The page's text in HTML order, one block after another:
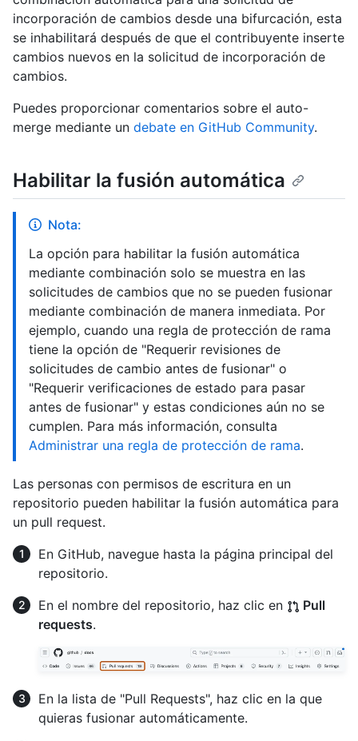
incorporación de cambios desde una bifurcación, esta
se inhabilitará después de que el contribuyente inserte
cambios nuevos en la solicitud de incorporación de
cambios.
Puedes proporcionar comentarios sobre el auto-
merge mediante un debate en GitHub Community.
Habilitar la fusión automática
Nota:
La opción para habilitar la fusión automática
mediante combinación solo se muestra en las
solicitudes de cambios que no se pueden fusionar
mediante combinación de manera inmediata. Por
ejemplo, cuando una regla de protección de rama
tiene la opción de "Requerir revisiones de
solicitudes de cambio antes de fusionar" o
"Requerir verificaciones de estado para pasar
antes de fusionar" y estas condiciones aún no se
cumplen. Para más información, consulta
Administrar una regla de protección de rama.
Las personas con permisos de escritura en un
repositorio pueden habilitar la fusión automática para
un pull request.
En GitHub, navegue hasta la página principal del
repositorio.
En el nombre del repositorio, haz clic en
Pull
requests.
En la lista de "Pull Requests", haz clic en la que
quieras fusionar automáticamente.